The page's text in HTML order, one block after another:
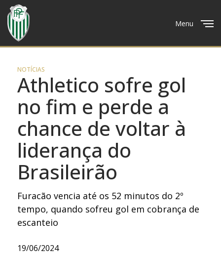
Menu
NOTÍCIAS
Athletico sofre gol
no fim e perde a
chance de voltar à
liderança do
Brasileirão
Furacão vencia até os 52 minutos do 2º
tempo, quando sofreu gol em cobrança de
escanteio
19/06/2024